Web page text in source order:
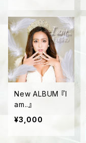
New ALBUM 『I
am..』
¥3,000